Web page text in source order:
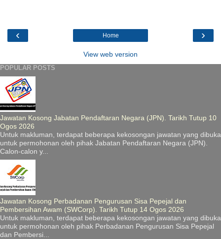
‹ ›
Home
View web version
POPULAR POSTS
Jawatan Kosong Jabatan Pendaftaran Negara (JPN). Tarikh Tutup 10
Ogos 2026
Untuk makluman, terdapat beberapa kekosongan jawatan yang dibuka
untuk permohonan oleh pihak Jabatan Pendaftaran Negara (JPN).
Calon-calon y...
Jawatan Kosong Perbadanan Pengurusan Sisa Pepejal dan
Pembersihan Awam (SWCorp). Tarikh Tutup 14 Ogos 2026
Untuk makluman, terdapat beberapa kekosongan jawatan yang dibuka
untuk permohonan oleh pihak Perbadanan Pengurusan Sisa Pepejal
dan Pembersi...